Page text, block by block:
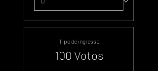
Tipo de ingresso
100 Votos